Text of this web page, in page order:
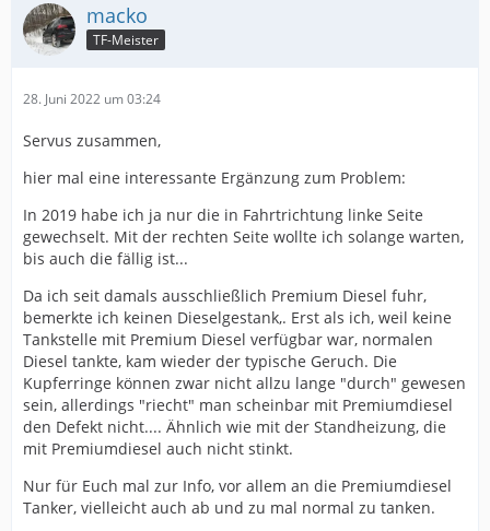
Die Kupferdichtung zwischen Injektor und Zylinderkopf
wird porös, undicht und verbrennt regelrecht. Diesel
und kommt dann über einen Querkanal unterhalb des
sich und die beiden Gummidichtungen für den Injektor
Kraftstoffrücklaufanschluss) kosten um die 10 Euro.
Der Injektor kann ohne Demontage des Ventildeckels
herausgenommen werden.
Zur Sicherheit habe ich noch die Ventildeckeldichtung
auch mit getauscht (55 Euro), da ich sicher gehen wollte,
dass dort alles dicht ist. Demzufolge habe ich dann
auch noch die Dichtungen für die beiden anderen
Injektoren gebraucht...
Respektive betrachtet, alles halb so wild und wenn man
quer durchs Internet liest, scheinbar beim V6 TDI
normal....
Gruß
Marco
PS:
Hab die Beiträge mal zusammengeführt.
macko
TF-Meister
28. Juni 2022 um 03:24
Servus zusammen,
hier mal eine interessante Ergänzung zum Problem:
In 2019 habe ich ja nur die in Fahrtrichtung linke Seite
gewechselt. Mit der rechten Seite wollte ich solange warten,
bis auch die fällig ist...
Da ich seit damals ausschließlich Premium Diesel fuhr,
bemerkte ich keinen Dieselgestank,. Erst als ich, weil keine
Tankstelle mit Premium Diesel verfügbar war, normalen
Diesel tankte, kam wieder der typische Geruch. Die
Kupferringe können zwar nicht allzu lange "durch" gewesen
sein, allerdings "riecht" man scheinbar mit Premiumdiesel
den Defekt nicht.... Ähnlich wie mit der Standheizung, die
mit Premiumdiesel auch nicht stinkt.
Nur für Euch mal zur Info, vor allem an die Premiumdiesel
Tanker, vielleicht auch ab und zu mal normal zu tanken.